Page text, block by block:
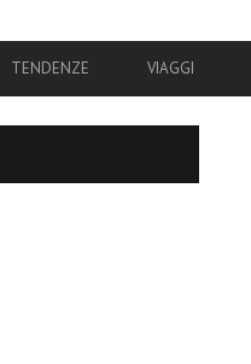
TENDENZE VIAGGI